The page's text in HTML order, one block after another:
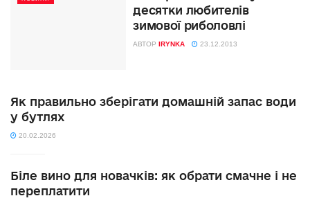
десятки любителів
зимової риболовлі
АВТОР IRYNKA 23.12.2013
Як правильно зберігати домашній запас води
у бутлях
20.02.2026
Біле вино для новачків: як обрати смачне і не
переплатити